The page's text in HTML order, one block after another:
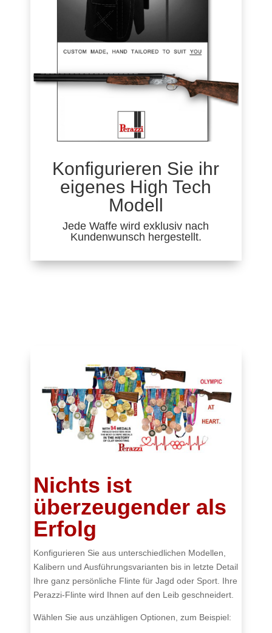
Konfigurieren Sie ihr
eigenes High Tech
Modell
Jede Waffe wird exklusiv nach
Kundenwunsch hergestellt.
Nichts ist
überzeugender als
Erfolg
Konfigurieren Sie aus unterschiedlichen Modellen,
Kalibern und Ausführungsvarianten bis in letzte Detail
Ihre ganz persönliche Flinte für Jagd oder Sport. Ihre
Perazzi-Flinte wird Ihnen auf den Leib geschneidert.
Wählen Sie aus unzähligen Optionen, zum Beispiel: